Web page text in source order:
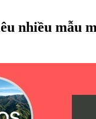
nhiều mẫu